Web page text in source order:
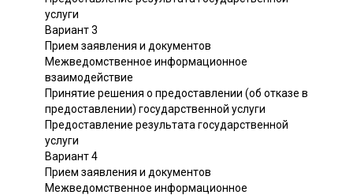
услуги
Вариант 3
Прием заявления и документов
Межведомственное информационное
взаимодействие
Принятие решения о предоставлении (об отказе в
предоставлении) государственной услуги
Предоставление результата государственной
услуги
Вариант 4
Прием заявления и документов
Межведомственное информационное